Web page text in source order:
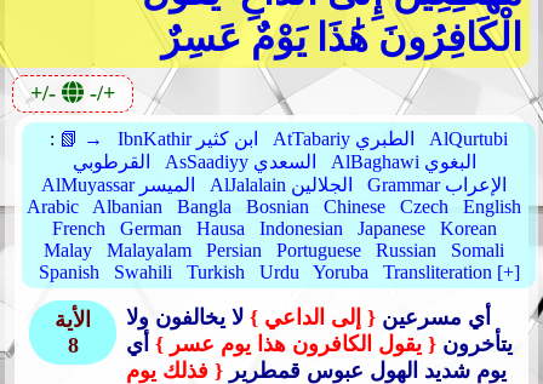
الْكَافِرُونَ هَٰذَا يَوْمٌ عَسِرٌ
+/- -/+
: 📗 → IbnKathir ابن كثير AtTabariy الطبري
AlQurtubi
القرطوبي
AsSaadiyy السعدي
AlBaghawi البغوي
AlMuyassar الميسر
AlJalalain الجلالين
Grammar الإعراب
Arabic
Albanian Bangla Bosnian Chinese Czech
English
French
German Hausa Indonesian Japanese
Korean
Malay
Malayalam Persian Portuguese Russian
Somali
Spanish
Swahili Turkish Urdu Yoruba Transliteration [+]
الأية
8
أي مسرعين { إلى الداعي } لا يخالفون ولا
يتأخرون { يقول الكافرون هذا يوم عسر } أي
يوم شديد الهول عبوس قمطرير { فذلك يوم